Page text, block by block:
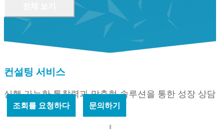
컨설팅 서비스
실행 가능한 통찰력과 맞춤형 솔루션을 통한 성장 상담
조회를 요청하다 문의하기